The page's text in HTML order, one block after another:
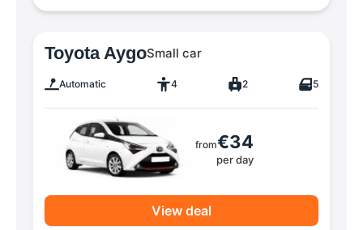
Toyota AygoSmall car
Automatic 4 2 5
from€34
per day
View deal